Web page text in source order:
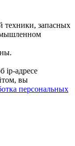
запасных
ip-адресе
вы
персональных